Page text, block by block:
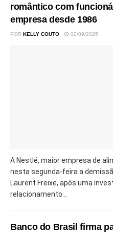
romântico com
empresa desde 1986
POR KELLY COUTO 02/09/2025
A Nestlé, maior empresa de
nesta segunda-feira a
Laurent Freixe, após uma
relacionamento...
Banco do Brasil firma